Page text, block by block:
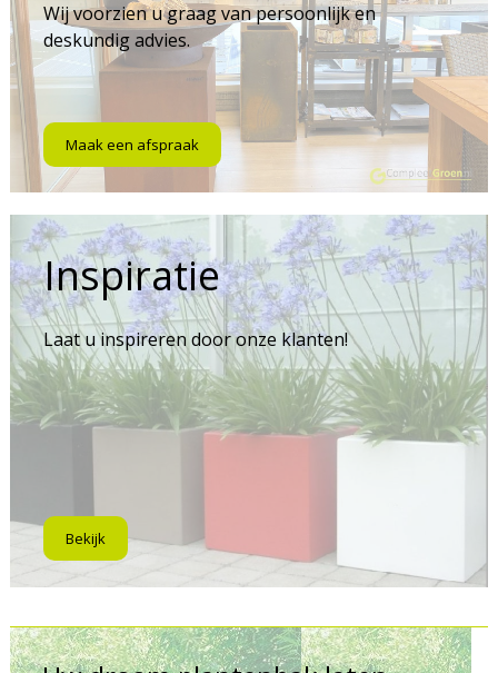
Wij voorzien u graag van persoonlijk en
deskundig advies.
Maak een afspraak
Inspiratie
Laat u inspireren door onze klanten!
Bekijk